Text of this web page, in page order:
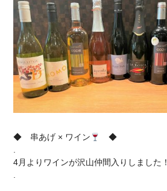
◆ 串あげ × ワイン
◆
.
4月よりワインが沢山仲間入りしました！
.